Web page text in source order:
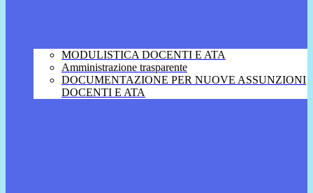
MODULISTICA DOCENTI E ATA
Amministrazione trasparente
DOCUMENTAZIONE PER NUOVE ASSUNZIONI
DOCENTI E ATA